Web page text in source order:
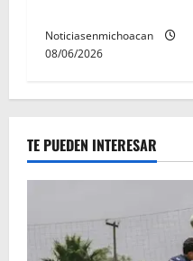
Noticiasenmichoacan
08/06/2026
TE PUEDEN INTERESAR